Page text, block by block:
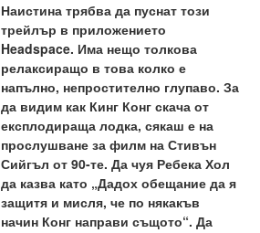
Наистина трябва да пуснат този
трейлър в приложението
Headspace. Има нещо толкова
релаксиращо в това колко е
напълно, непростително глупаво. За
да видим как Кинг Конг скача от
експлодираща лодка, сякаш е на
прослушване за филм на Стивън
Сийгъл от 90-те. Да чуя Ребека Хол
да казва като „Дадох обещание да я
защитя и мисля, че по някакъв
начин Конг направи същото“. Да